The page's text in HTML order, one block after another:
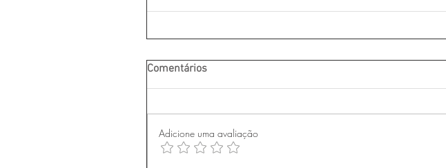
Comentários
Adicione uma avaliação